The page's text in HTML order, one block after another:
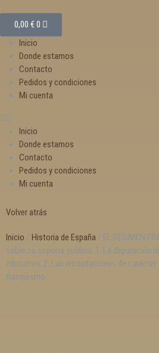
0,00 €0
Inicio
Donde estamos
Contacto
Pedidos y condiciones
Mi cuenta
Inicio
Donde estamos
Contacto
Pedidos y condiciones
Mi cuenta
Volver atrás
Inicio / Historia de España / EL REGIMEN
sobre su soporte jurídico. 1. La depuración
educativo. 2. Las recaudaciones de
franquismo.